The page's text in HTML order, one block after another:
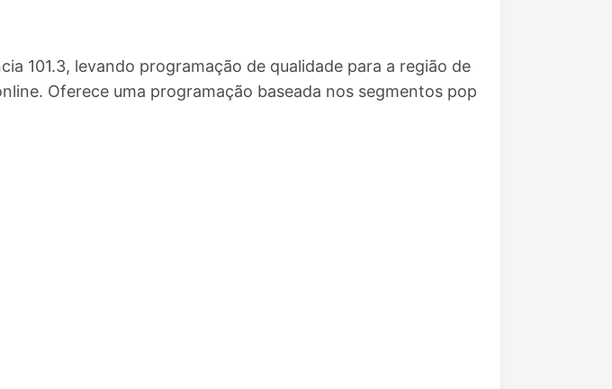
101.3, levando programação de qualidade para a região de
Oferece uma programação baseada nos segmentos pop